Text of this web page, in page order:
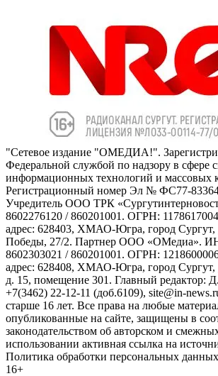
"Сетевое издание "ОМЕДИА!".
Федеральной службой по надзору в сфере
информационных технологий и массовых
Регистрационный номер Эл № ФС77-83364
Учредитель ООО ТРК
8602276120 / 860201001. ОГРН:
адрес: 628403, ХМАО-Югра, город Сургут,
Победы, 27/2. Партнер ООО «ОМедиа».
8602303021 / 860201001. ОГРН:
адрес: 628408, ХМАО-Югра, город Сургут,
д. 15, помещение 301. Главный редактор:
+7(3462) 22-12-11 (доб.6109), site@in-
старше 16 лет. Все права на любые
опубликованные на сайте, защищены в
законодательством об авторском и
использовании активная ссылка на
Политика обработки персональных
16+